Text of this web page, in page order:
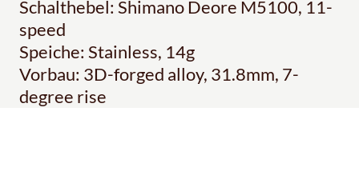
Schalthebel: Shimano Deore M5100, 11-
speed
Speiche: Stainless, 14g
Vorbau: 3D-forged alloy, 31.8mm, 7-
degree rise